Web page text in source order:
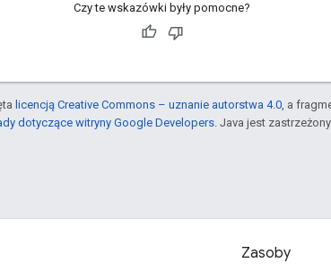
Czy te wskazówki były pomocne?
licencją Creative Commons – uznanie autorstwa 4.0 , a
dotyczące witryny Google Developers . Java jest
Zasoby